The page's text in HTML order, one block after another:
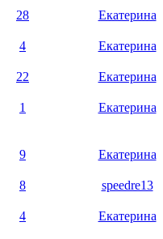
28 Екатерина
4 Екатерина
22 Екатерина
1 Екатерина
9 Екатерина
8 speedre13
4 Екатерина